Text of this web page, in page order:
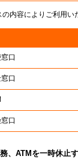
内容によりご利用い
口
口
口
、ATMを一時休止す